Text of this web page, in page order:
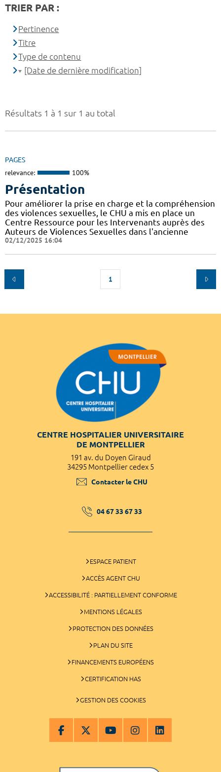
Résultats 1 à 1 sur 1 au total
PAGES
relevance: 100%
Présentation
Pour améliorer la prise en charge et la compréhension
des violences sexuelles, le CHU a mis en place un
Centre Ressource pour les Intervenants auprès des
Auteurs de Violences Sexuelles dans l'ancienne
02/12/2025 16:04
1
TRIER PAR :
Pertinence
Titre
Type de contenu
[Date de dernière modification]
CENTRE HOSPITALIER UNIVERSITAIRE
DE MONTPELLIER
191 av. du Doyen Giraud
34295 Montpellier cedex 5
Contacter le CHU
04 67 33 67 33
ESPACE PATIENT
ACCÈS AGENT CHU
ACCESSIBILITÉ : PARTIELLEMENT CONFORME
MENTIONS LÉGALES
PROTECTION DES DONNÉES
PLAN DU SITE
FINANCEMENTS EUROPÉENS
CERTIFICATION HAS
GESTION DES COOKIES